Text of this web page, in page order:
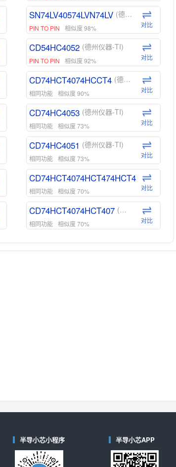
SN74LV40574LVN74LV (德州仪器-TI)
PIN TO PIN 相似度 98% 对比
CD54HC4052 (德州仪器-TI)
PIN TO PIN 相似度 92% 对比
CD74HCT4074HCCT4 (德州仪器-TI)
相同功能 相似度 90% 对比
CD74HC4053 (德州仪器-TI)
相同功能 相似度 73% 对比
CD74HC4051 (德州仪器-TI)
相同功能 相似度 73% 对比
CD74HCT4074HCT474HCT4 (德州仪器-TI)
相同功能 相似度 70% 对比
CD74HCT4074HCT407 (德州仪器-TI)
相同功能 相似度 70% 对比
CD74HCT4D74HDCT40 (德州仪器-TI)
对比
半导小芯小程序 半导小芯APP